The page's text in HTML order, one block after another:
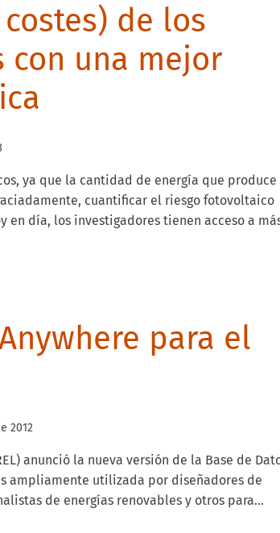
de los
con una mejor
ya que la cantidad de energía que produce
cuantificar el riesgo fotovoltaico
día, los investigadores tienen acceso a
para el
2012
anunció la nueva versión de la Base de
ampliamente utilizada por diseñadores de
de energías renovables y otros para...